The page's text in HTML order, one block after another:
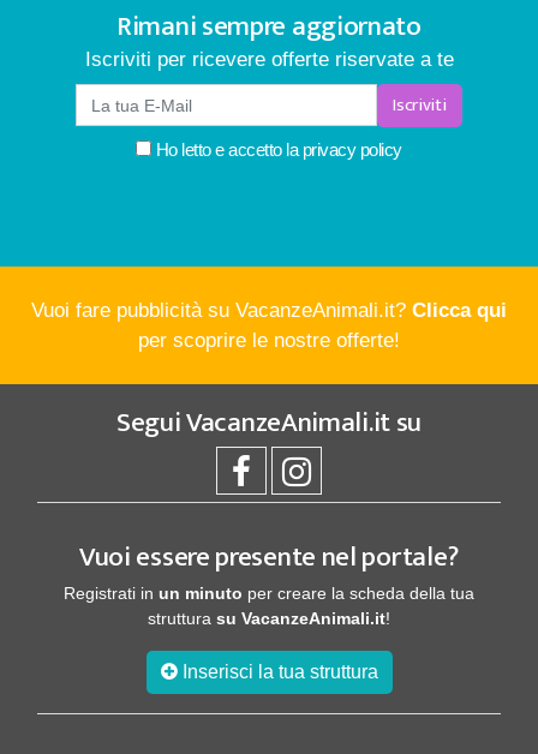
Rimani sempre aggiornato
Iscriviti per ricevere offerte riservate a te
Iscriviti
Ho letto e accetto laprivacy policy
Vuoi fare pubblicità su VacanzeAnimali.it? Clicca qui
per scoprire le nostre offerte!
SeguiVacanzeAnimali.itsu
Vuoi essere presente nel portale?
Registrati in un minuto per creare la scheda della tua
struttura su VacanzeAnimali.it!
Inserisci la tua struttura